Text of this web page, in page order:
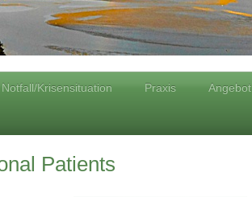
Notfall/Krisensituation Praxis Angebot
Patients